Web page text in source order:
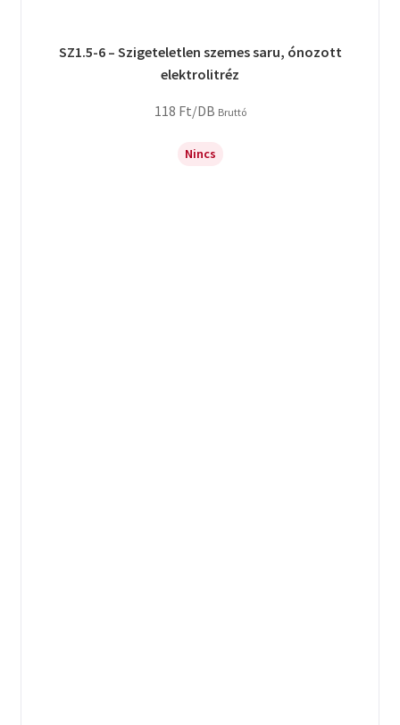
SZ1.5-6 – Szigeteletlen szemes saru, ónozott
elektrolitréz
118 Ft/DB Bruttó
Nincs